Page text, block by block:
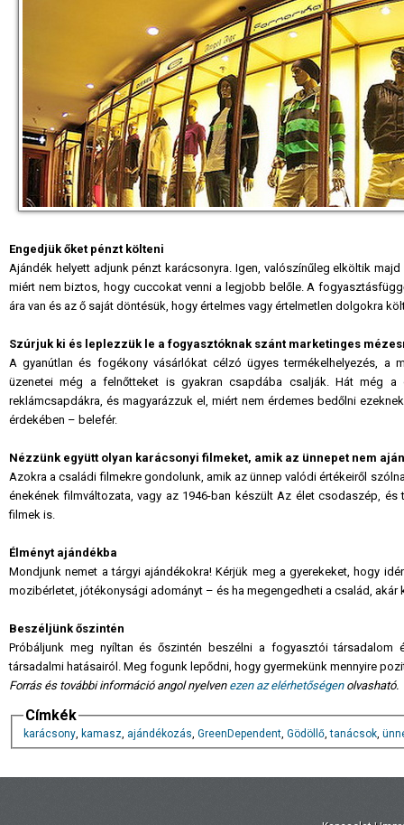
Engedjük őket pénzt költeni
Ajándék helyett adjunk pénzt karácsonyra. Igen, valószínűleg elköltik
miért nem biztos, hogy cuccokat venni a legjobb belőle. A
ára van és az ő saját döntésük, hogy értelmes vagy értelmetlen dolgokra
Szúrjuk ki és leplezzük le a fogyasztóknak szánt marketinges
A gyanútlan és fogékony vásárlókat célzó ügyes termékelhelyezés, a
üzenetei még a felnőtteket is gyakran csapdába csalják. Hát még
reklámcsapdákra, és magyarázzuk el, miért nem érdemes bedőlni
érdekében – belefér.
Nézzünk együtt olyan karácsonyi filmeket, amik az ünnepet nem
Azokra a családi filmekre gondolunk, amik az ünnep valódi értékeiről
énekének filmváltozata, vagy az 1946-ban készült Az élet csodaszép,
filmek is.
Élményt ajándékba
Mondjunk nemet a tárgyi ajándékokra! Kérjük meg a gyerekeket, hogy
mozibérletet, jótékonysági adományt – és ha megengedheti a család, akár
Beszéljünk őszintén
Próbáljunk meg nyíltan és őszintén beszélni a fogyasztói
társadalmi hatásairól. Meg fogunk lepődni, hogy gyermekünk mennyire
Forrás és további információ angol nyelven ezen az elérhetőségenolvasható.
Címkék
karácsony, kamasz, ajándékozás, GreenDependent, Gödöllő,tanácsok,